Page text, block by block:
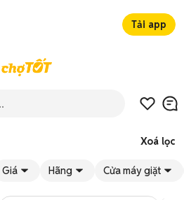
Tải app
Xoá lọc
Giá Hãng Cửa máy giặt